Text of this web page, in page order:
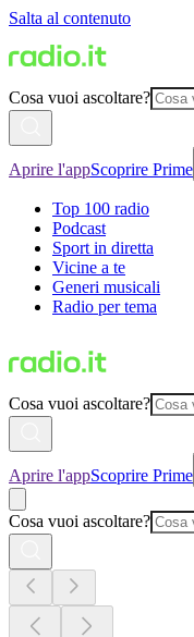
Salta al contenuto
Cosa vuoi ascoltare?
Aprire l'appScoprire Prime
Top 100 radio
Podcast
Sport in diretta
Vicine a te
Generi musicali
Radio per tema
Cosa vuoi ascoltare?
Aprire l'appScoprire Prime
Cosa vuoi ascoltare?